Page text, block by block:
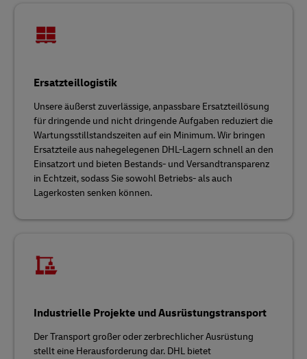
Ersatzteillogistik
Unsere äußerst zuverlässige, anpassbare Ersatzteillösung
für dringende und nicht dringende Aufgaben reduziert die
Wartungsstillstandszeiten auf ein Minimum. Wir bringen
Ersatzteile aus nahegelegenen DHL-Lagern schnell an den
Einsatzort und bieten Bestands- und Versandtransparenz
in Echtzeit, sodass Sie sowohl Betriebs- als auch
Lagerkosten senken können.
Industrielle Projekte und Ausrüstungstransport
Der Transport großer oder zerbrechlicher Ausrüstung
stellt eine Herausforderung dar. DHL bietet